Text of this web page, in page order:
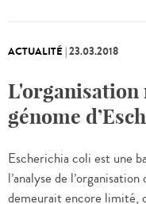
ACTUALITÉ |23.03.2018
génome
Escherichia coli est une
l’analyse de
demeurait encore limité,